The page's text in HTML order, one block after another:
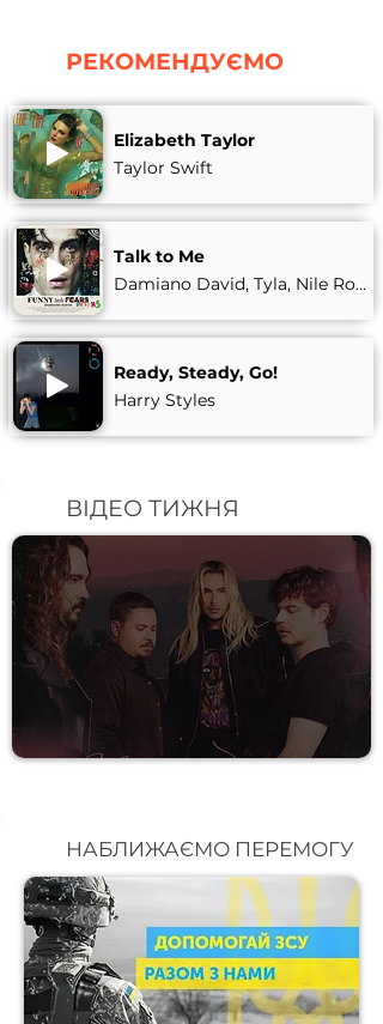
РЕКОМЕНДУЄМО
Elizabeth Taylor
Taylor Swift
Talk to Me
Damiano David, Tyla, Nile Rodgers
Ready, Steady, Go!
Harry Styles
ВІДЕО ТИЖНЯ
НАБЛИЖАЄМО ПЕРЕМОГУ